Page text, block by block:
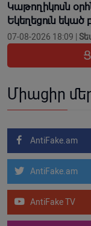
Կաթողիկոսն
Եկեղեցուն
07-08-2026 18:09 |
Միացիր
AntiFake.am
AntiFake.am
AntiFake TV